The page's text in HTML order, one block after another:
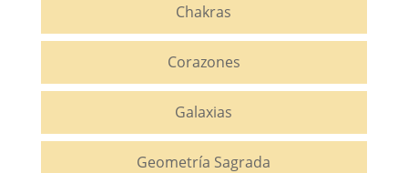
Chakras
Corazones
Galaxias
Geometría Sagrada